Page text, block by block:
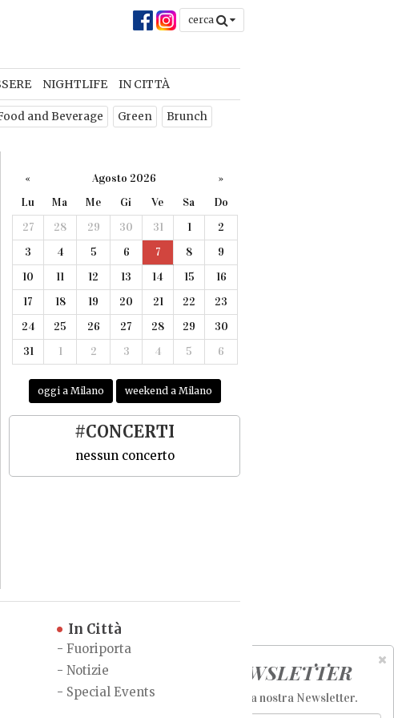
cerca
NIGHTLIFE IN CITTÀ
and Beverage Green Brunch
« Agosto 2026
»
Lu
Ma Me Gi Ve Sa
Do
27
28 29 30 31 1
2
3
4 5 6 7 8
9
10
11 12 13 14 15
16
17
18 19 20 21 22
23
24
25 26 27 28 29
30
31
1 2 3 4 5 6
oggi a Milano weekend a Milano
#CONCERTI
nessun concerto
NEWSLETTER
Iscriviti alla nostra Newsletter.
In Città
-Fuoriporta
-Notizie
- Special Events